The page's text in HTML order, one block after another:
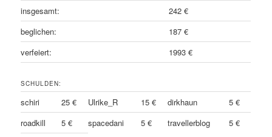
insgesamt:
242 €
beglichen:
187 €
verfeiert:
1993 €
SCHULDEN:
schiri 25 € Ulrike_R 15 € dirkhaun
5 €
roadkill
5 € spacedani 5 € travellerblog
5 €